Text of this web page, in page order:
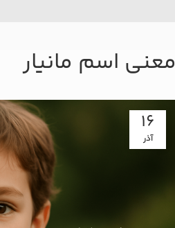
معنی اسم مانیار
16
آذر